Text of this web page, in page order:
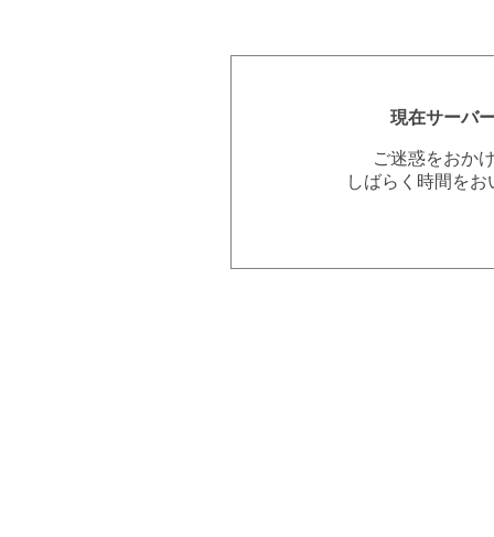
現在サーバ
ご迷惑をおか
しばらく時間を